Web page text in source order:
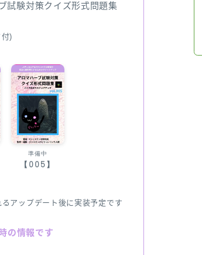
試験対策クイズ形式問題集
)
準備中
【005】
アップデート後に実装予定です
の情報です